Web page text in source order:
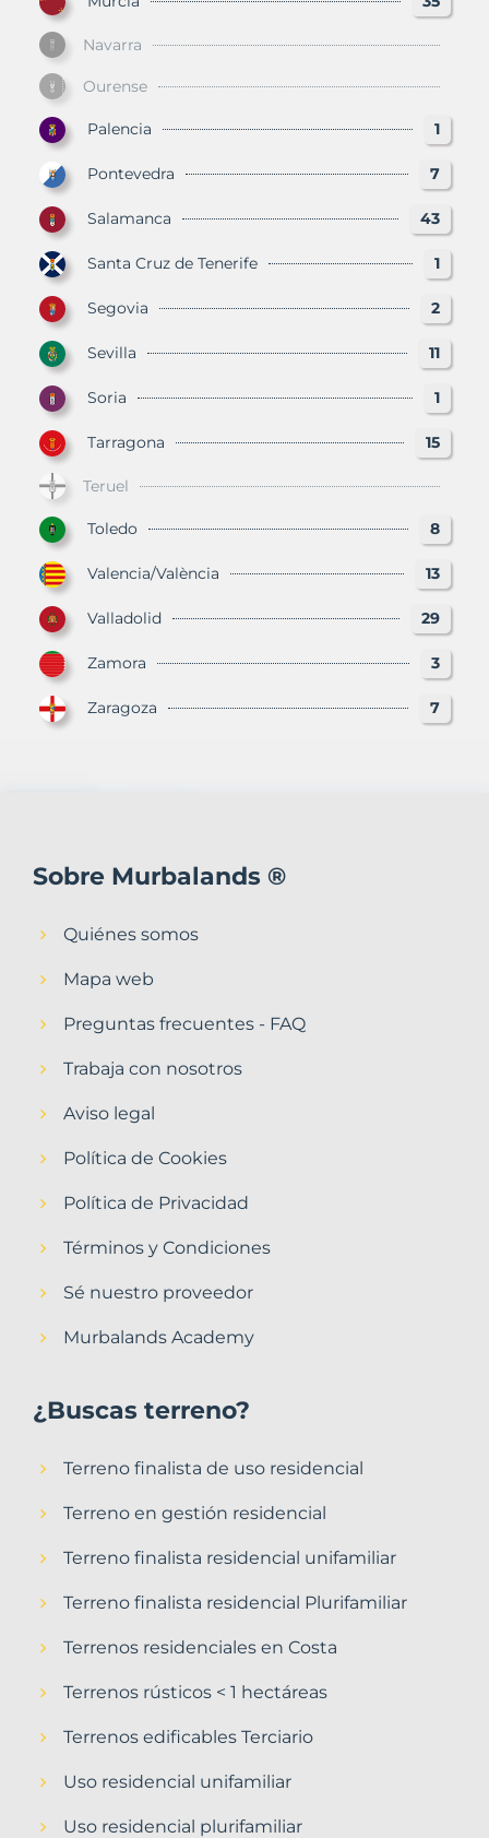
Navarra
Ourense
Palencia 1
Pontevedra 7
Salamanca 43
Santa Cruz de Tenerife 1
Segovia 2
Sevilla 11
Soria 1
Tarragona 15
Teruel
Toledo 8
Valencia/València 13
Valladolid 29
Zamora 3
Zaragoza 7
Sobre Murbalands ®
Quiénes somos
Mapa web
Preguntas frecuentes - FAQ
Trabaja con nosotros
Aviso legal
Política de Cookies
Política de Privacidad
Términos y Condiciones
Sé nuestro proveedor
Murbalands Academy
¿Buscas terreno?
Terreno finalista de uso residencial
Terreno en gestión residencial
Terreno finalista residencial unifamiliar
Terreno finalista residencial Plurifamiliar
Terrenos residenciales en Costa
Terrenos rústicos < 1 hectáreas
Terrenos edificables Terciario
Uso residencial unifamiliar
Uso residencial plurifamiliar